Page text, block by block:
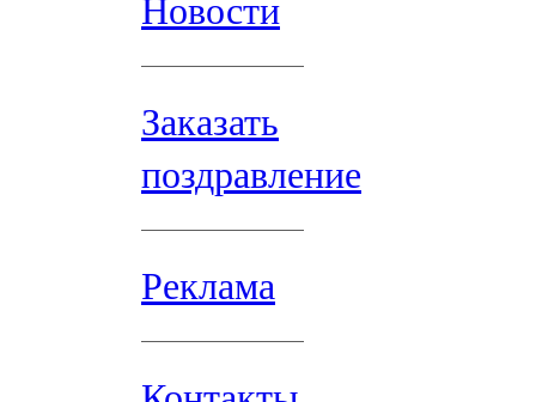
Новости
Заказать
поздравление
Реклама